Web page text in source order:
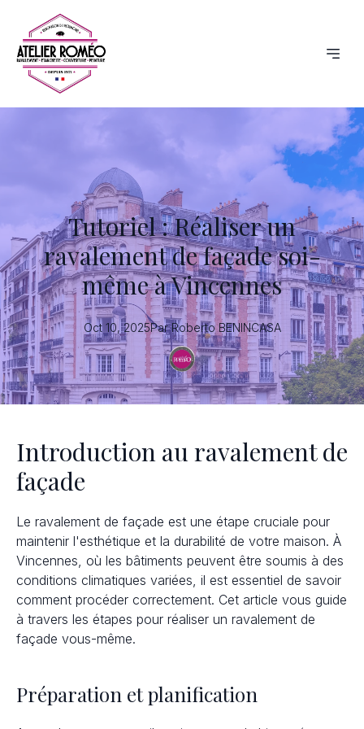
Tutoriel : Réaliser un
ravalement de façade soi-
même à Vincennes
Oct 10, 2025Par Roberto BENINCASA
Introduction au ravalement de
façade
Le ravalement de façade est une étape cruciale pour
maintenir l'esthétique et la durabilité de votre maison. À
Vincennes, où les bâtiments peuvent être soumis à des
conditions climatiques variées, il est essentiel de savoir
comment procéder correctement. Cet article vous guide
à travers les étapes pour réaliser un ravalement de
façade vous-même.
Préparation et planification